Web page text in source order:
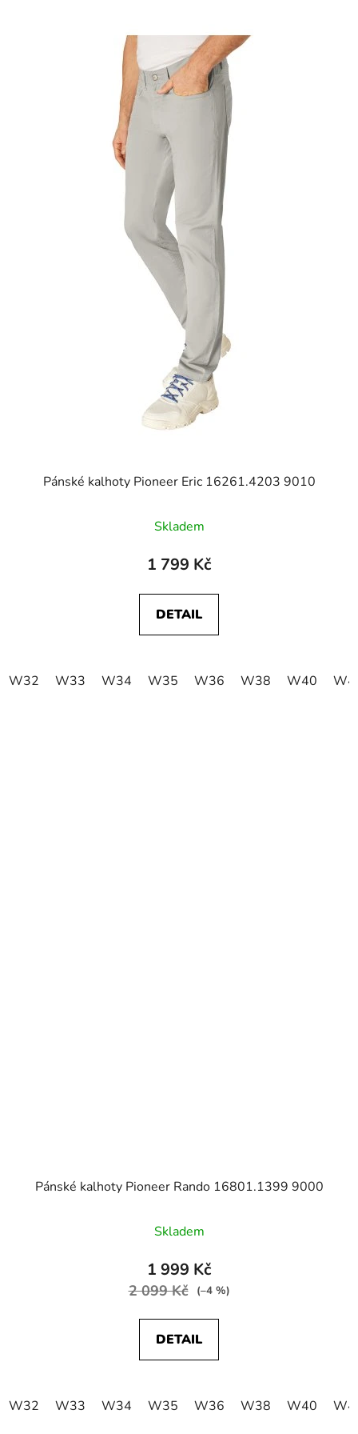
Pánské kalhoty Pioneer Eric 16261.4203 9010
Skladem
1 799 Kč
DETAIL
W32 W33 W34 W35 W36 W38 W40
Pánské kalhoty Pioneer Rando 16801.1399 9000
Skladem
1 999 Kč
2 099 Kč (–4 %)
DETAIL
W32 W33 W34 W35 W36 W38 W40